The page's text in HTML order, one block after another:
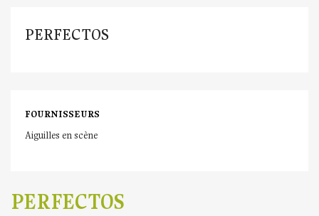
PERFECTOS
FOURNISSEURS
Aiguilles en scène
PERFECTOS